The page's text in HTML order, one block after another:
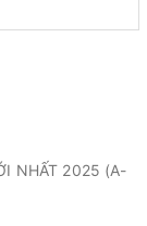
NHẤT 2025 (A-